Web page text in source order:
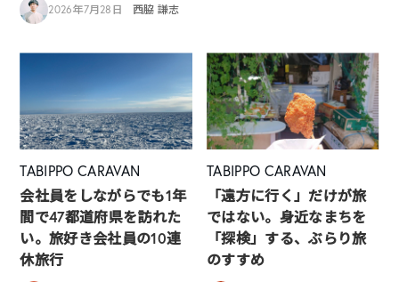
2026年7月28日 西脇 謙志
TABIPPO CARAVAN
会社員をしながらでも1年
間で47都道府県を訪れた
い。旅好き会社員の10連
休旅行
TABIPPO CARAVAN
「遠方に行く」だけが旅
ではない。身近なまちを
「探検」する、ぶらり旅
のすすめ